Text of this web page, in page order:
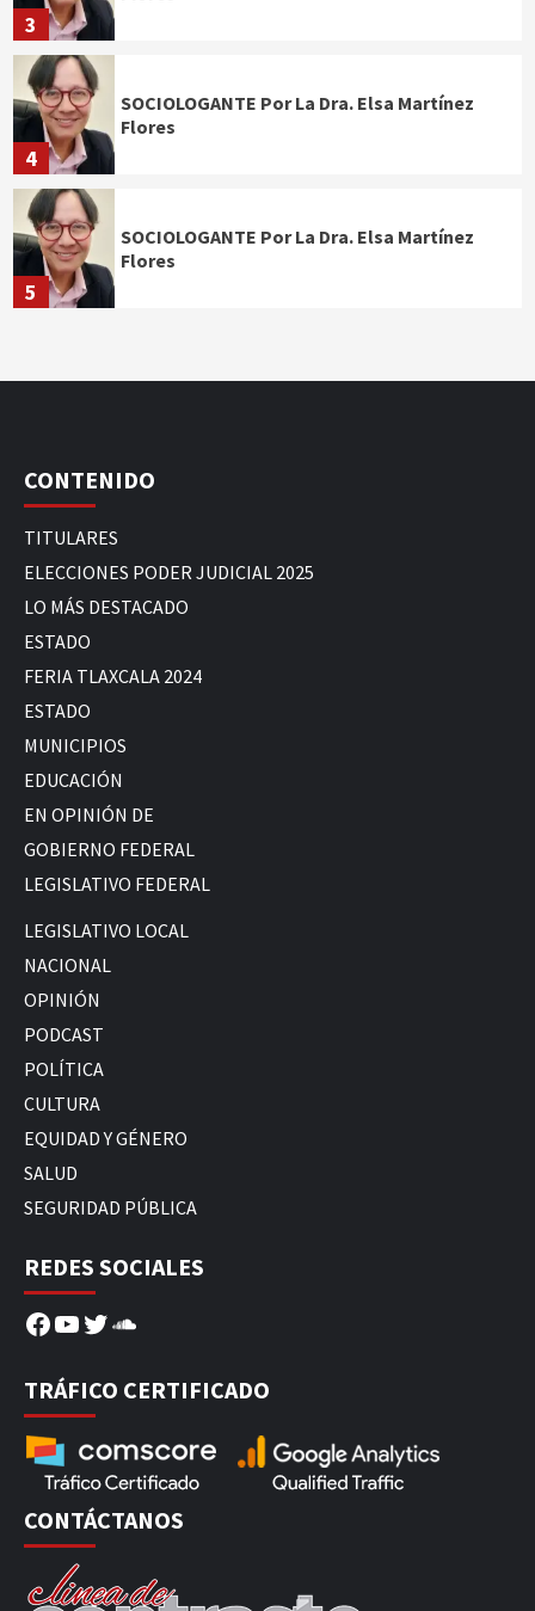
3
4
SOCIOLOGANTE Por La Dra. Elsa Martínez
Flores
5
SOCIOLOGANTE Por La Dra. Elsa Martínez
Flores
CONTENIDO
TITULARES
ELECCIONES PODER JUDICIAL 2025
LO MÁS DESTACADO
ESTADO
FERIA TLAXCALA 2024
ESTADO
MUNICIPIOS
EDUCACIÓN
EN OPINIÓN DE
GOBIERNO FEDERAL
LEGISLATIVO FEDERAL
LEGISLATIVO LOCAL
NACIONAL
OPINIÓN
PODCAST
POLÍTICA
CULTURA
EQUIDAD Y GÉNERO
SALUD
SEGURIDAD PÚBLICA
REDES SOCIALES
Facebook
YouTube
Twitter
SoundCloud
TRÁFICO CERTIFICADO
CONTÁCTANOS